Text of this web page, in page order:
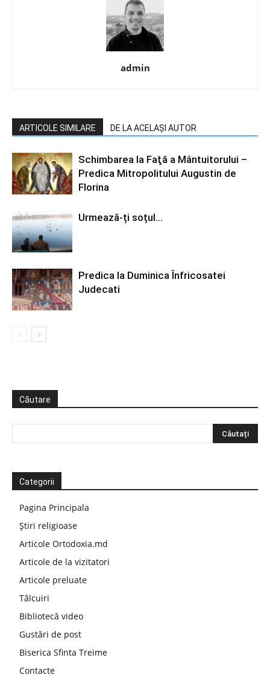
admin
ARTICOLE SIMILARE DE LA ACELAȘI AUTOR
Schimbarea la Faţă a Mântuitorului –
Predica Mitropolitului Augustin de
Florina
Urmează-ți soțul…
Predica la Duminica Înfricosatei
Judecati
Căutare
Categorii
Pagina Principala
Știri religioase
Articole Ortodoxia.md
Articole de la vizitatori
Articole preluate
Tâlcuiri
Bibliotecă video
Gustări de post
Biserica Sfinta Treime
Contacte